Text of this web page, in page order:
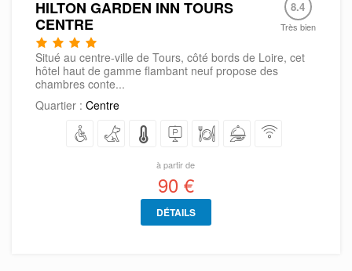
HILTON GARDEN INN TOURS
CENTRE
8.4
Très bien
Situé au centre-ville de Tours, côté bords de Loire, cet
hôtel haut de gamme flambant neuf propose des
chambres conte...
Quartier : Centre
à partir de
90 €
DÉTAILS